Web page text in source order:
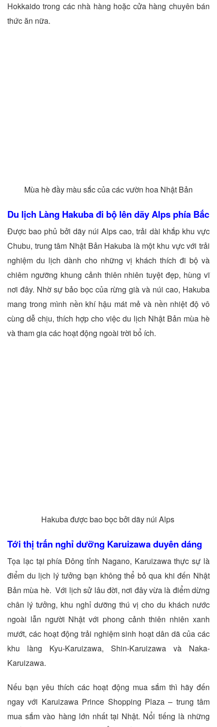
Hokkaido trong các nhà hàng hoặc cửa hàng chuyên bán
thức ăn nữa.
Mùa hè đầy màu sắc của các vườn hoa Nhật Bản
Du lịch Làng Hakuba đi bộ lên dãy Alps phía Bắc
Được bao phủ bởi dãy núi Alps cao, trải dài khắp khu vực
Chubu, trung tâm Nhật Bản Hakuba là một khu vực với trải
nghiệm du lịch dành cho những vị khách thích đi bộ và
chiêm ngưỡng khung cảnh thiên nhiên tuyệt đẹp, hùng vĩ
nơi đây. Nhờ sự bảo bọc của rừng già và núi cao, Hakuba
mang trong mình nền khí hậu mát mẻ và nền nhiệt độ vô
cùng dễ chịu, thích hợp cho việc du lịch Nhật Bản mùa hè
và tham gia các hoạt động ngoài trời bổ ích.
Hakuba được bao bọc bởi dãy núi Alps
Tới thị trấn nghỉ dưỡng Karuizawa duyên dáng
Tọa lạc tại phía Đông tỉnh Nagano, Karuizawa thực sự là
điểm du lịch lý tưởng bạn không thể bỏ qua khi đến Nhật
Bản mùa hè. Với lịch sử lâu đời, nơi đây vừa là điểm dừng
chân lý tưởng, khu nghỉ dưỡng thú vị cho du khách nước
ngoài lẫn người Nhật với phong cảnh thiên nhiên xanh
mướt, các hoạt động trải nghiệm sinh hoạt dân dã của các
khu làng Kyu-Karuizawa, Shin-Karuizawa và Naka-
Karuizawa.
Nếu bạn yêu thích các hoạt động mua sắm thì hãy đến
ngay với Karuizawa Prince Shopping Plaza – trung tâm
mua sắm vào hàng lớn nhất tại Nhật. Nổi tiếng là những